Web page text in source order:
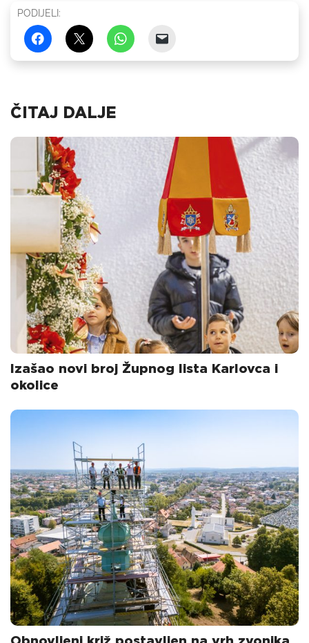
PODIJELI:
ČITAJ DALJE
Izašao novi broj Župnog lista Karlovca i
okolice